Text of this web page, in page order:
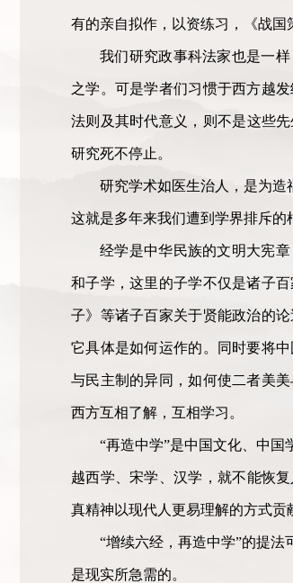
有的亲自拟作，以资练习，《战国
我们研究政事科法家也是一
之学。可是学者们习惯于西方越
法则及其时代意义，则不是这些
研究死不停止。
研究学术如医生治人，是为造
这就是多年来我们遭到学界排斥的
经学是中华民族的文明大宪
和子学，这里的子学不仅是诸子
子》等诸子百家关于贤能政治的
它具体是如何运作的。同时要将
与民主制的异同，如何使二者美
西方互相了解，互相学习。
“再造中学”是中国文化、中
越西学、宋学、汉学，就不能恢
真精神以现代人更易理解的方式贡
“增续六经，再造中学”的提
是现实所急需的。